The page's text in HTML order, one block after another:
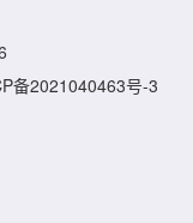
备2021040463号-3